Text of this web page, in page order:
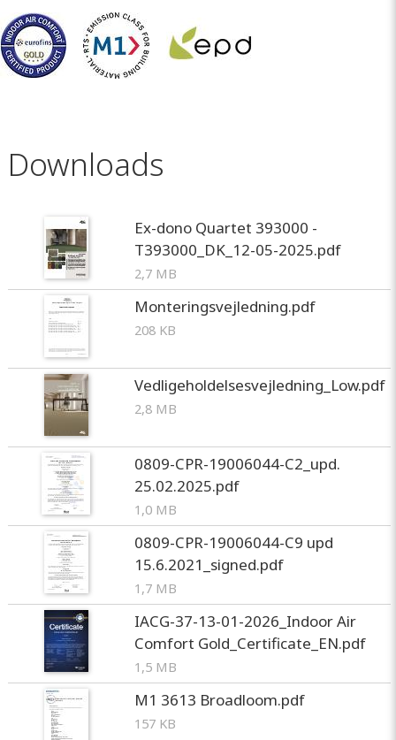
Downloads
Ex-dono Quartet 393000 -
T393000_DK_12-05-2025.pdf
2,7 MB
Monteringsvejledning.pdf
208 KB
Vedligeholdelsesvejledning_Low.pdf
2,8 MB
0809-CPR-19006044-C2_upd.
25.02.2025.pdf
1,0 MB
0809-CPR-19006044-C9 upd
15.6.2021_signed.pdf
1,7 MB
IACG-37-13-01-2026_Indoor Air
Comfort Gold_Certificate_EN.pdf
1,5 MB
M1 3613 Broadloom.pdf
157 KB